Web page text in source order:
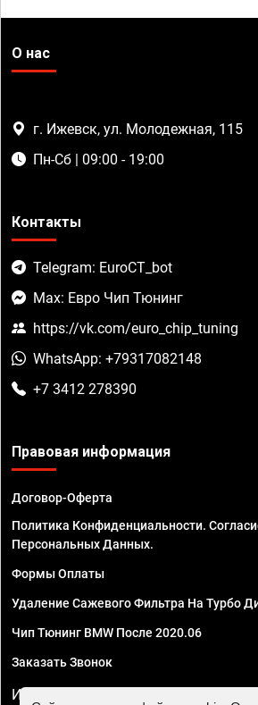
О нас
г. Ижевск, ул. Молодежная, 115
Пн-Сб | 09:00 - 19:00
Контакты
Telegram: EuroCT_bot
Max: Евро Чип Тюнинг
https://vk.com/euro_chip_tuning
WhatsApp: +79317082148
+7 3412 278390
Правовая информация
Договор-Оферта
Политика Конфиденциальности.
Персональных Данных.
Формы Оплаты
Удаление Сажевого Фильтра На Турбо
Чип Тюнинг BMW После 2020.06
Заказать Звонок
ИП Смирнов Георгий Павлович. ИНН